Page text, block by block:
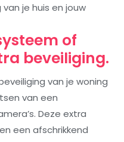
je huis en jouw
of
beveiliging.
van je woning
van een
Deze extra
een afschrikkend